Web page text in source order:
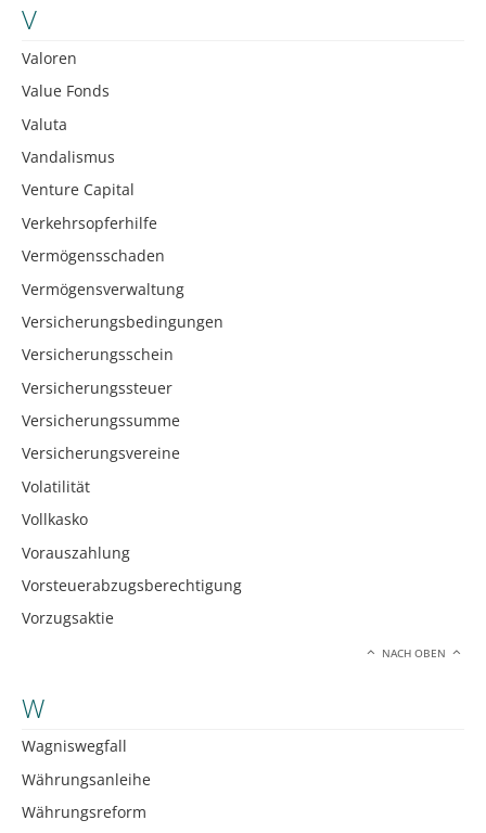
V
Valoren
Value Fonds
Valuta
Vandalismus
Venture Capital
Verkehrsopferhilfe
Vermögensschaden
Vermögensverwaltung
Versicherungsbedingungen
Versicherungsschein
Versicherungssteuer
Versicherungssumme
Versicherungsvereine
Volatilität
Vollkasko
Vorauszahlung
Vorsteuerabzugsberechtigung
Vorzugsaktie
NACH OBEN
W
Wagniswegfall
Währungsanleihe
Währungsreform